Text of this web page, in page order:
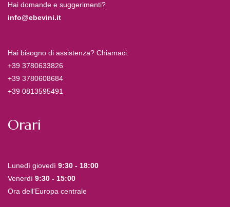
Hai domande e suggerimenti?
info@ebevini.it
Hai bisogno di assistenza? Chiamaci.
+39 3780633826
+39 3780608684
+39 0813595491
Orari
Lunedì giovedì 9:30 - 18:00
Venerdì 9:30 - 15:00
Ora dell'Europa centrale